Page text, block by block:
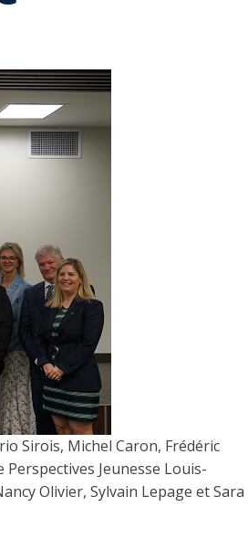
Sirois, Michel Caron, Frédéric
Jeunesse Louis-
Olivier, Sylvain Lepage et Sara